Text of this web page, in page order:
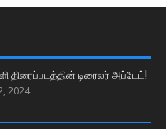
திரைப்படத்தின் டிரைலர் அப்டேட்!
2024